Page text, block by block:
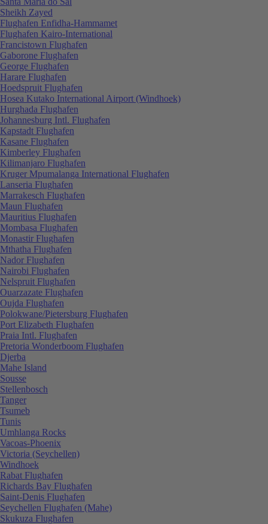
Sheikh Zayed
Flughafen Enfidha-Hammamet
Flughafen Kairo-International
Francistown Flughafen
Gaborone Flughafen
George Flughafen
Harare Flughafen
Hoedspruit Flughafen
Hosea Kutako International Airport (Windhoek)
Hurghada Flughafen
Johannesburg Intl. Flughafen
Kapstadt Flughafen
Kasane Flughafen
Kimberley Flughafen
Kilimanjaro Flughafen
Kruger Mpumalanga International Flughafen
Lanseria Flughafen
Marrakesch Flughafen
Maun Flughafen
Mauritius Flughafen
Mombasa Flughafen
Monastir Flughafen
Mthatha Flughafen
Nador Flughafen
Nairobi Flughafen
Nelspruit Flughafen
Ouarzazate Flughafen
Oujda Flughafen
Polokwane/Pietersburg Flughafen
Port Elizabeth Flughafen
Praia Intl. Flughafen
Pretoria Wonderboom Flughafen
Djerba
Mahe Island
Sousse
Stellenbosch
Tanger
Tsumeb
Tunis
Umhlanga Rocks
Vacoas-Phoenix
Victoria (Seychellen)
Windhoek
Rabat Flughafen
Richards Bay Flughafen
Saint-Denis Flughafen
Seychellen Flughafen (Mahe)
Skukuza Flughafen